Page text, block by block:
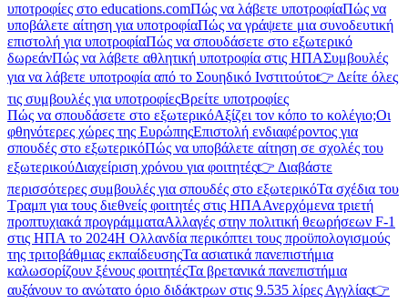
υποτροφίες στο educations.comΠώς να λάβετε υποτροφίαΠώς να
υποβάλετε αίτηση για υποτροφίαΠώς να γράψετε μια συνοδευτική
επιστολή για υποτροφίαΠώς να σπουδάσετε στο εξωτερικό
δωρεάνΠώς να λάβετε αθλητική υποτροφία στις ΗΠΑΣυμβουλές
για να λάβετε υποτροφία από το Σουηδικό Ινστιτούτο👉 Δείτε όλες
τις συμβουλές για υποτροφίεςΒρείτε υποτροφίες
Πώς να σπουδάσετε στο εξωτερικόΑξίζει τον κόπο το κολέγιο;Οι
φθηνότερες χώρες της ΕυρώπηςΕπιστολή ενδιαφέροντος για
σπουδές στο εξωτερικόΠώς να υποβάλετε αίτηση σε σχολές του
εξωτερικούΔιαχείριση χρόνου για φοιτητές👉 Διαβάστε
περισσότερες συμβουλές για σπουδές στο εξωτερικόΤα σχέδια του
Τραμπ για τους διεθνείς φοιτητές στις ΗΠΑΑνερχόμενα τριετή
προπτυχιακά προγράμματαΑλλαγές στην πολιτική θεωρήσεων F-1
στις ΗΠΑ το 2024Η Ολλανδία περικόπτει τους προϋπολογισμούς
της τριτοβάθμιας εκπαίδευσηςΤα ασιατικά πανεπιστήμια
καλωσορίζουν ξένους φοιτητέςΤα βρετανικά πανεπιστήμια
αυξάνουν το ανώτατο όριο διδάκτρων στις 9.535 λίρες Αγγλίας👉